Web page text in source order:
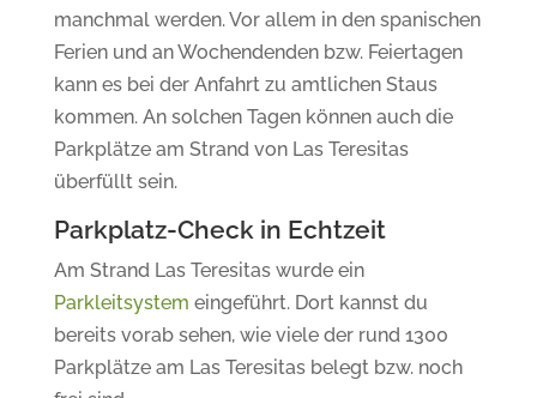
manchmal werden. Vor allem in den spanischen
Ferien und an Wochendenden bzw. Feiertagen
kann es bei der Anfahrt zu amtlichen Staus
kommen. An solchen Tagen können auch die
Parkplätze am Strand von Las Teresitas
überfüllt sein.
Parkplatz-Check in Echtzeit
Am Strand Las Teresitas wurde ein
Parkleitsystem eingeführt. Dort kannst du
bereits vorab sehen, wie viele der rund 1300
Parkplätze am Las Teresitas belegt bzw. noch